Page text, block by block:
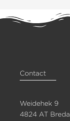
Contact
Weidehek 9
4824 AT Breda